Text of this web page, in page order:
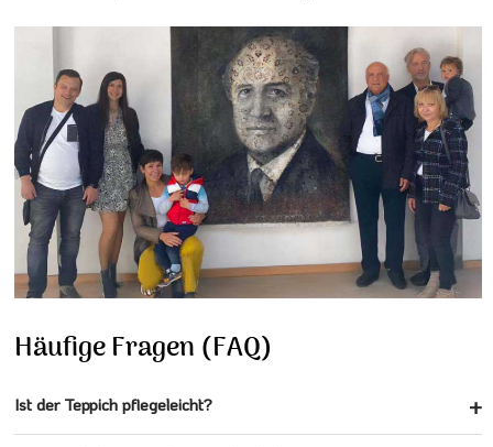
Häufige Fragen (FAQ)
Ist der Teppich pflegeleicht?